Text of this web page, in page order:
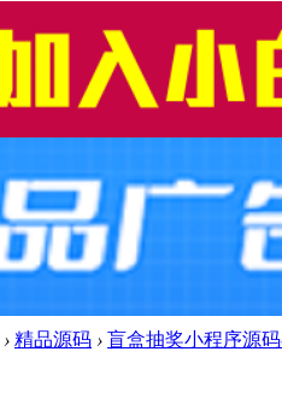
› 精品源码 › 盲盒抽奖小程序源